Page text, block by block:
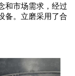
和市场需求，经过
备。立磨采用了合